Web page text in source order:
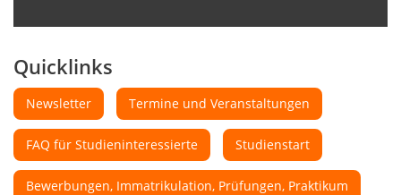
Quicklinks
Newsletter Termine und Veranstaltungen
FAQ für Studieninteressierte Studienstart
Bewerbungen, Immatrikulation, Prüfungen, Praktikum